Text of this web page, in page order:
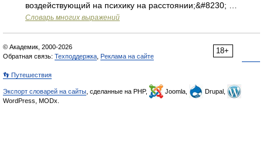
воздействующий на психику на расстоянии;&#8230; …
Словарь многих выражений
18+
© Академик, 2000-2026
Обратная связь: Техподдержка Реклама на сайте
👣 Путешествия
Экспорт словарей на сайты , сделанные на PHP, Joomla,
Drupal,
WordPress, MODx.